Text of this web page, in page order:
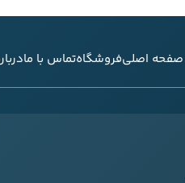
صفحه اصلیفروشگاهتماس با ما